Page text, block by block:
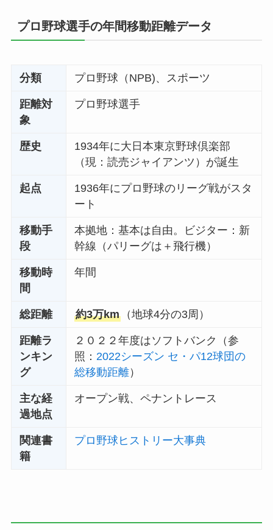
プロ野球選手の年間移動距離データ
分類 プロ野球（NPB)、スポーツ
距離対
象
プロ野球選手
歴史
1934年に大日本東京野球倶楽部
（現：読売ジャイアンツ）が誕生
起点
1936年にプロ野球のリーグ戦がスタ
ート
移動手
段
本拠地：基本は自由。ビジター：新
幹線（パリーグは＋飛行機）
移動時
間
年間
総距離 約3万km （地球4分の3周）
距離ラ
ンキン
グ
２０２２年度はソフトバンク（参
照： 2022シーズン セ・パ12球団の
総移動距離）
主な経
過地点
オープン戦、ペナントレース
関連書
籍
プロ野球ヒストリー大事典